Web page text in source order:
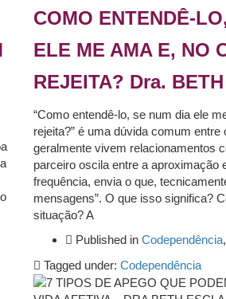
COMO ENTENDÊ-
ELE ME AMA E, NO
REJEITA? Dra.
“Como entendê-lo, se num dia ele
rejeita?” é uma dúvida comum
geralmente vivem relacionamentos
parceiro oscila entre a aproximação
frequência, envia o que,
mensagens”. O que isso significa?
situação? A
Published in Codependência,
Tagged under: Codependência